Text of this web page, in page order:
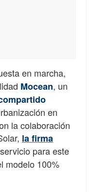
en marcha,
Mocean, un
en
la colaboración
la firma
para este
modelo 100%